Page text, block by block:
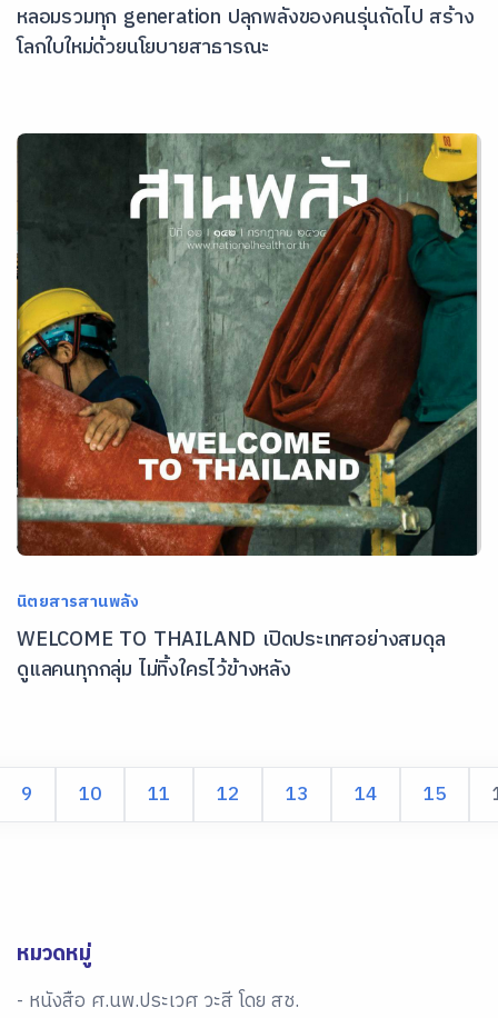
หลอมรวมทุก generation ปลุกพลังของคนรุ่นถัดไป สร้าง
โลกใบใหม่ด้วยนโยบายสาธารณะ
นิตยสารสานพลัง
WELCOME TO THAILAND เปิดประเทศอย่างสมดุล
ดูแลคนทุกกลุ่ม ไม่ทิ้งใครไว้ข้างหลัง
9 10 11 12 13 14 15
หมวดหมู่
- หนังสือ ศ.นพ.ประเวศ วะสี โดย สช.